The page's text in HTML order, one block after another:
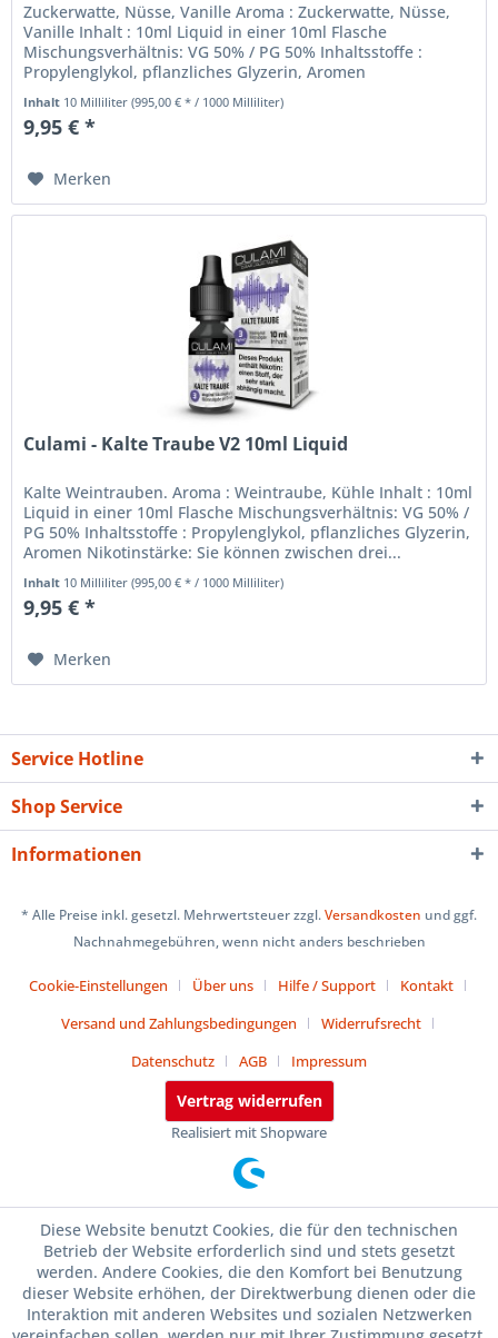
Zuckerwatte, Nüsse, Vanille Aroma : Zuckerwatte, Nüsse,
Vanille Inhalt : 10ml Liquid in einer 10ml Flasche
Mischungsverhältnis: VG 50% / PG 50% Inhaltsstoffe :
Propylenglykol, pflanzliches Glyzerin, Aromen
Nikotinstärke: Sie können...
Inhalt 10 Milliliter(995,00 € * / 1000 Milliliter)
9,95 € *
Merken
Culami - Kalte Traube V2 10ml Liquid
Kalte Weintrauben. Aroma : Weintraube, Kühle Inhalt : 10ml
Liquid in einer 10ml Flasche Mischungsverhältnis: VG 50% /
PG 50% Inhaltsstoffe : Propylenglykol, pflanzliches Glyzerin,
Aromen Nikotinstärke: Sie können zwischen drei...
Inhalt 10 Milliliter(995,00 € * / 1000 Milliliter)
9,95 € *
Merken
Service Hotline
Shop Service
Informationen
* Alle Preise inkl. gesetzl. Mehrwertsteuer zzgl.Versandkosten und ggf.
Nachnahmegebühren, wenn nicht anders beschrieben
Cookie-Einstellungen Über uns Hilfe / Support
Kontakt
Versand und Zahlungsbedingungen
Widerrufsrecht
Datenschutz
AGB Impressum
Vertrag widerrufen
Realisiert mit Shopware
Diese Website benutzt Cookies, die für den technischen
Betrieb der Website erforderlich sind und stets gesetzt
werden. Andere Cookies, die den Komfort bei Benutzung
dieser Website erhöhen, der Direktwerbung dienen oder die
Interaktion mit anderen Websites und sozialen Netzwerken